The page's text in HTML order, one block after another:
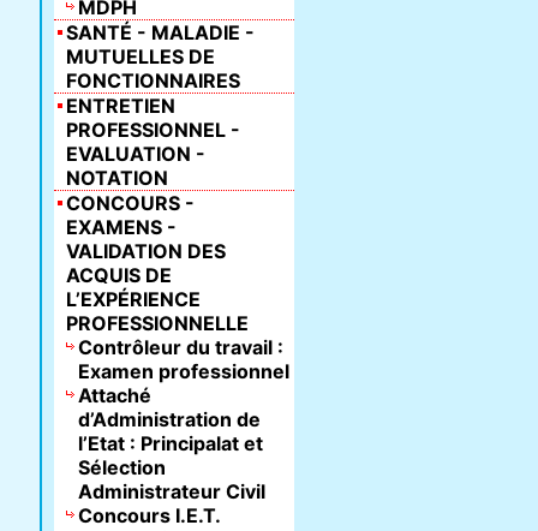
MDPH
SANTÉ - MALADIE -
MUTUELLES DE
FONCTIONNAIRES
ENTRETIEN
PROFESSIONNEL -
EVALUATION -
NOTATION
CONCOURS -
EXAMENS -
VALIDATION DES
ACQUIS DE
L’EXPÉRIENCE
PROFESSIONNELLE
Contrôleur du travail :
Examen professionnel
Attaché
d’Administration de
l’Etat : Principalat et
Sélection
Administrateur Civil
Concours I.E.T.